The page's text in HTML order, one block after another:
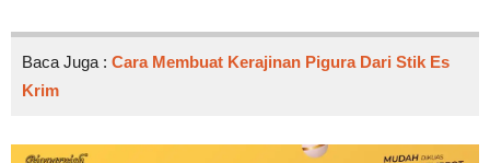
Baca Juga : Cara Membuat Kerajinan Pigura Dari Stik Es
Krim